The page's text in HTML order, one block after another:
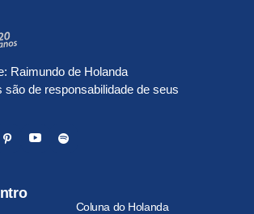
Raimundo de Holanda
são de responsabilidade de seus
Coluna do Holanda